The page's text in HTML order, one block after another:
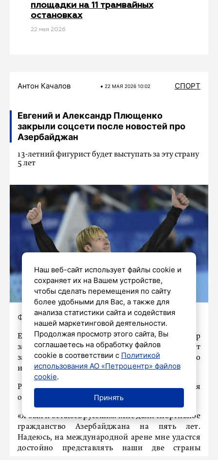
площадки на 11 трамвайных
остановках
22 мая 2026
Антон Качалов 22 МАЯ 2026 10:02 СПОРТ
Евгений и Александр Плющенко
закрыли соцсети после новостей про
Азербайджан
13-летний фигурист будет выступать за эту страну
5 лет
Фото: evgeni-plushenko.com
Евгений Плющенко и его сын Александр
закрыли аккаунты в соцсети. В данный момент
зайти на страницы могут только
их подписчики.
Ранее Александр Плющенко высказался
о переходе под флаг Азербайджана.
«Я был и остаюсь русским. Мне дали спортивное
гражданство Азербайджана на пять лет.
Надеюсь, на международной арене мне удастся
достойно представлять наши две страны
Наш веб-сайт использует файлы cookie и
сохраняет их на Вашем устройстве,
чтобы сделать перемещения по сайту
более удобными для Вас, а также для
анализа статистики сайта и содействия
нашей маркетинговой деятельности.
Продолжая просмотр этого сайта, Вы
соглашаетесь на обработку файлов
cookie в соответствии с Политикой
использования АО «Петроцентр» файлов
cookie.
Принять